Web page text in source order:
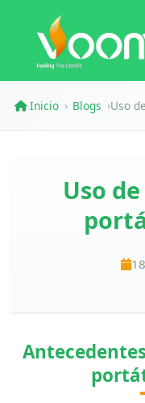
Estudio de
Inicio › Blogs ›Uso
Uso